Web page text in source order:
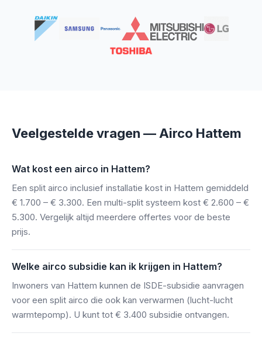
Veelgestelde vragen — Airco Hattem
Wat kost een airco in Hattem?
Een split airco inclusief installatie kost in Hattem gemiddeld
€ 1.700 – € 3.300. Een multi-split systeem kost € 2.600 – €
5.300. Vergelijk altijd meerdere offertes voor de beste
prijs.
Welke airco subsidie kan ik krijgen in Hattem?
Inwoners van Hattem kunnen de ISDE-subsidie aanvragen
voor een split airco die ook kan verwarmen (lucht-lucht
warmtepomp). U kunt tot € 3.400 subsidie ontvangen.